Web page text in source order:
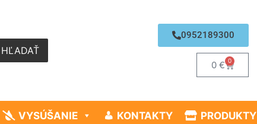
HĽADAŤ
0952189300
0€ 0
VYSÚŠANIE KONTAKTY PRODUKTY